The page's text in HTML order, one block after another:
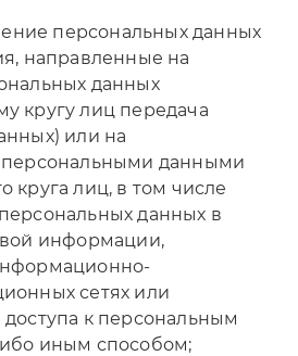
персональных данных
направленные на
данных
кругу лиц передача
или на
персональными данными
круга лиц, в том числе
данных в
информации,
сетях или
к персональным
иным способом;